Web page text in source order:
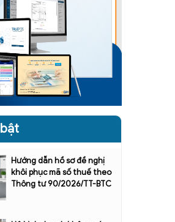
Hướng dẫn hồ sơ đề nghị
khôi phục mã số thuế theo
Thông tư 90/2026/TT-BTC